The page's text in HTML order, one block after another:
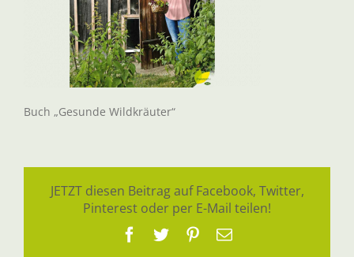
Buch „Gesunde Wildkräuter“
JETZT diesen Beitrag auf Facebook, Twitter,
Pinterest oder per E-Mail teilen!
Facebook
TwitterPinterest
E-